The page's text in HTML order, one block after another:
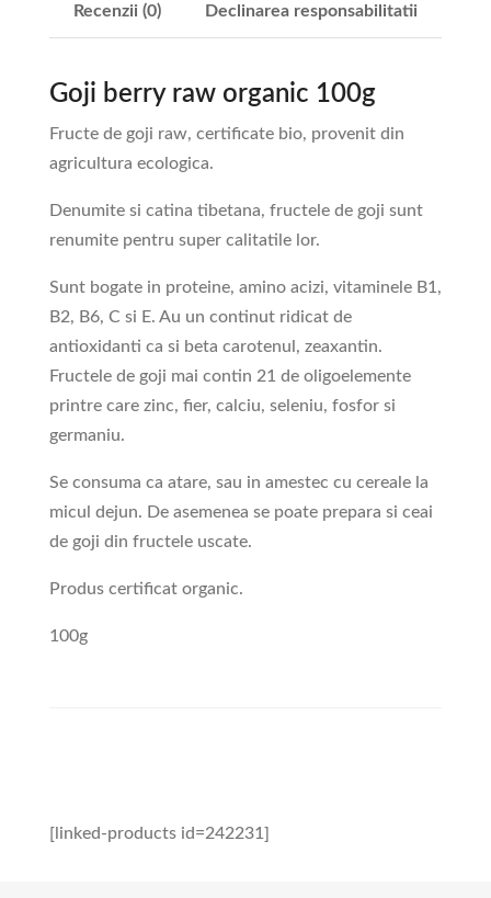
Recenzii (0) Declinarea responsabilitatii
Goji berry raw organic 100g
Fructe de goji raw, certificate bio, provenit din
agricultura ecologica.
Denumite si catina tibetana, fructele de goji sunt
renumite pentru super calitatile lor.
Sunt bogate in proteine, amino acizi, vitaminele B1,
B2, B6, C si E. Au un continut ridicat de
antioxidanti ca si beta carotenul, zeaxantin.
Fructele de goji mai contin 21 de oligoelemente
printre care zinc, fier, calciu, seleniu, fosfor si
germaniu.
Se consuma ca atare, sau in amestec cu cereale la
micul dejun. De asemenea se poate prepara si ceai
de goji din fructele uscate.
Produs certificat organic.
100g
[linked-products id=242231]